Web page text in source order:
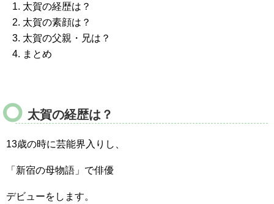
太賀の経歴は？
太賀の素顔は？
太賀の父親・兄は？
まとめ
太賀の経歴は？
13歳の時に芸能界入りし、
「新宿の母物語」で俳優
デビューをします。